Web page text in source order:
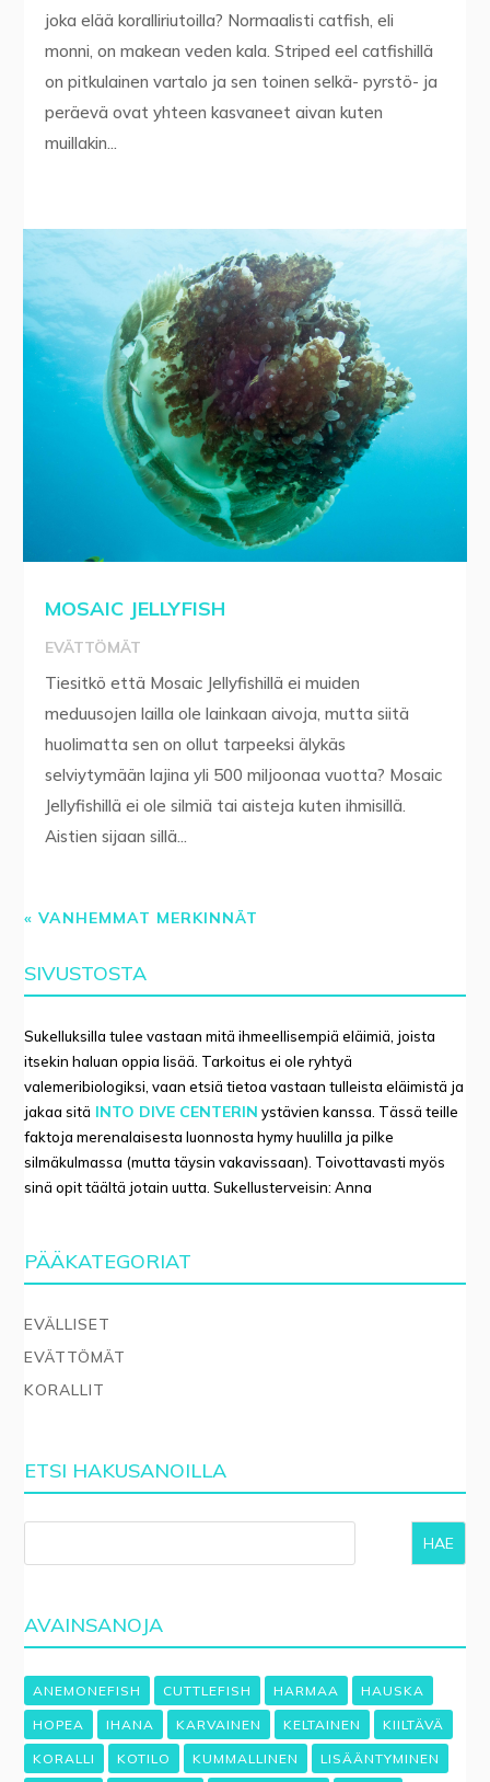
joka elää koralliriutoilla? Normaalisti catfish, eli
monni, on makean veden kala. Striped eel catfishillä
on pitkulainen vartalo ja sen toinen selkä- pyrstö- ja
peräevä ovat yhteen kasvaneet aivan kuten
muillakin...
MOSAIC JELLYFISH
EVÄTTÖMÄT
Tiesitkö että Mosaic Jellyfishillä ei muiden
meduusojen lailla ole lainkaan aivoja, mutta siitä
huolimatta sen on ollut tarpeeksi älykäs
selviytymään lajina yli 500 miljoonaa vuotta? Mosaic
Jellyfishillä ei ole silmiä tai aisteja kuten ihmisillä.
Aistien sijaan sillä...
« VANHEMMAT MERKINNÄT
SIVUSTOSTA
Sukelluksilla tulee vastaan mitä ihmeellisempiä eläimiä, joista
itsekin haluan oppia lisää. Tarkoitus ei ole ryhtyä
valemeribiologiksi, vaan etsiä tietoa vastaan tulleista eläimistä ja
jakaa sitä INTO DIVE CENTERIN ystävien kanssa. Tässä teille
faktoja merenalaisesta luonnosta hymy huulilla ja pilke
silmäkulmassa (mutta täysin vakavissaan). Toivottavasti myös
sinä opit täältä jotain uutta. Sukellusterveisin: Anna
PÄÄKATEGORIAT
EVÄLLISET
EVÄTTÖMÄT
KORALLIT
ETSI HAKUSANOILLA
HAE
AVAINSANOJA
ANEMONEFISH CUTTLEFISH HARMAA HAUSKA
HOPEA IHANA KARVAINEN KELTAINEN KIILTÄVÄ
KORALLI KOTILO KUMMALLINEN LISÄÄNTYMINEN